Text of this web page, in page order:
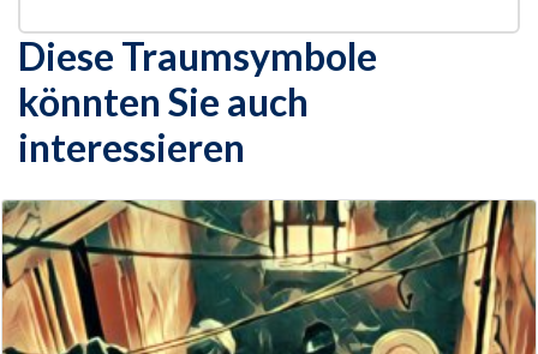
Diese Traumsymbole
könnten Sie auch
interessieren